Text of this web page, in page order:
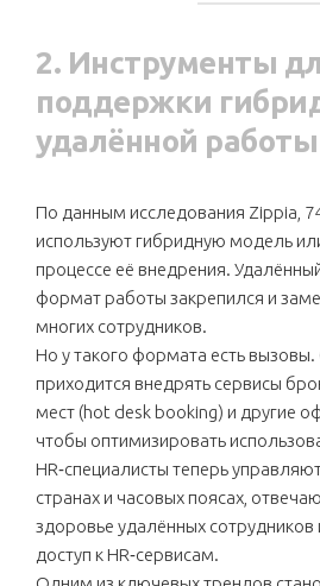
2. Инструменты
поддержки
удалённой работы
По данным исследования Zippia,
используют гибридную модель
процессе её внедрения.
формат работы закрепился и
многих сотрудников.
Но у такого формата есть
приходится внедрять сервисы
мест (hot desk booking) и другие
чтобы оптимизировать
HR‑специалисты теперь
странах и часовых поясах,
здоровье удалённых
доступ к HR‑сервисам.